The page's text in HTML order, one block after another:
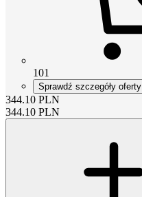
101
Sprawdź szczegóły oferty
344.10 PLN
344.10 PLN